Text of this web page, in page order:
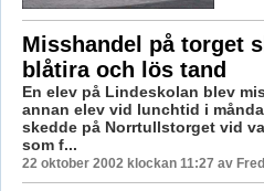
Misshandel på torget
blåtira och lös tand
En elev på Lindeskolan blev
annan elev vid lunchtid i
skedde på Norrtullstorget vid
som f...
22 oktober 2002 klockan 11:27 av